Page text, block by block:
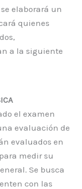
elaborará un
quienes
a la siguiente
el examen
evaluación de
evaluados en
medir su
Se busca
con las